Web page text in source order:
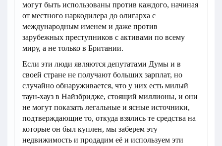
могут быть использованы против каждого, начиная
от местного наркодилера до олигарха с
международным именем и даже против
зарубежных преступников с активами по всему
миру, а не только в Британии.
Если эти люди являются депутатами Думы и в
своей стране не получают больших зарплат, но
случайно обнаруживается, что у них есть милый
таун-хауз в Найзбридже, стоящий миллионы, и они
не могут показать легальные и ясные источники,
подтверждающие то, откуда взялись те средства на
которые он был куплен, мы заберем эту
недвижимость и продадим её и используем эти